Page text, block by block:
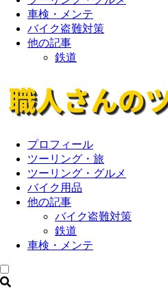
車検・メンテ
バイク盗難対策
他の記事
鉄道
プロフィール
ツーリング・旅
ツーリング・グルメ
バイク用品
他の記事
バイク盗難対策
鉄道
車検・メンテ